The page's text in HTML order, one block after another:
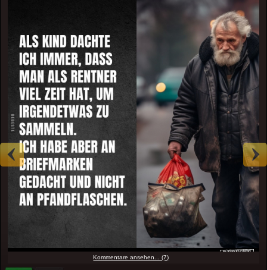
Kommentare ansehen... (7)